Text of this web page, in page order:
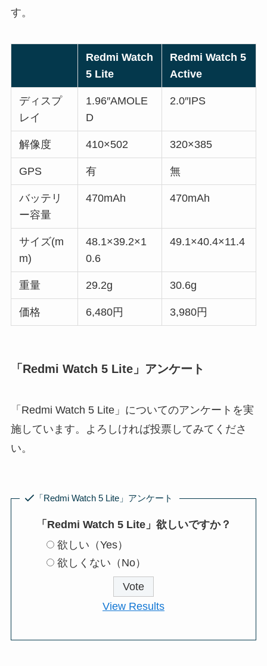
す。
Redmi Watch
5 Lite
Redmi Watch 5
Active
ディスプ
レイ
1.96″AMOLE
D
2.0″IPS
解像度 410×502 320×385
GPS 有 無
バッテリ
ー容量
470mAh 470mAh
サイズ(m
m)
48.1×39.2×1
0.6
49.1×40.4×11.4
重量 29.2g 30.6g
価格 6,480円 3,980円
「Redmi Watch 5 Lite」アンケート
「Redmi Watch 5 Lite」についてのアンケートを実
施しています。よろしければ投票してみてくださ
い。
「Redmi Watch 5 Lite」アンケート
「Redmi Watch 5 Lite」欲しいですか？
欲しい（Yes）
欲しくない（No）
View Results